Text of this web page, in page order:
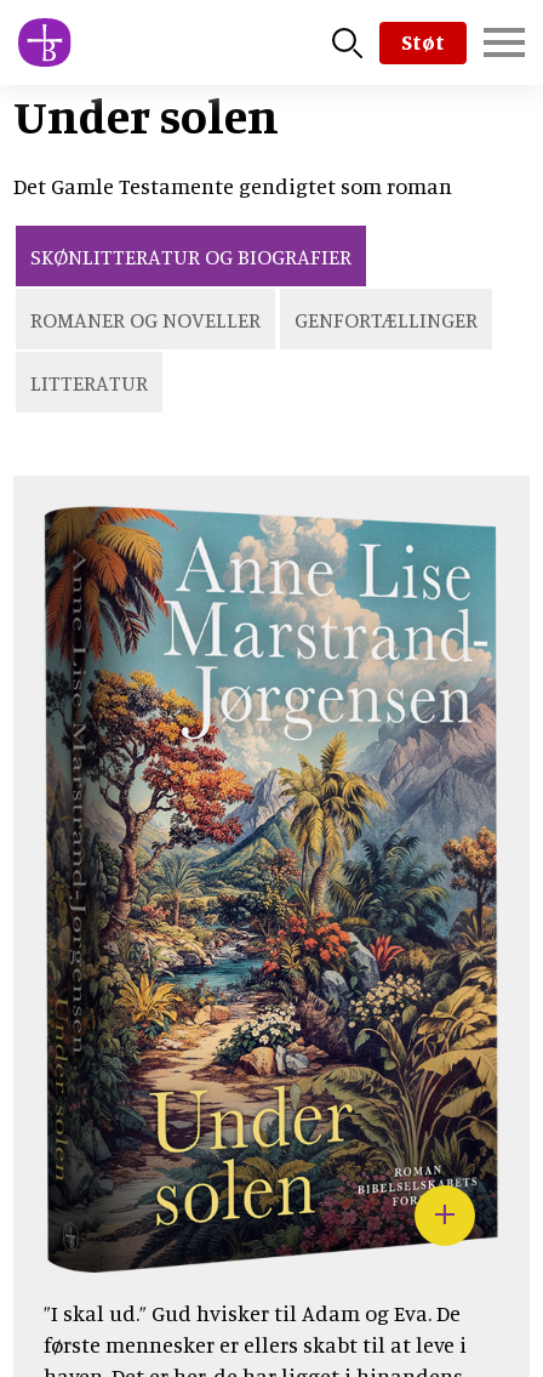
Skip
to
content
Støt
Under solen
Det Gamle Testamente gendigtet som roman
SKØNLITTERATUR OG BIOGRAFIER
ROMANER OG NOVELLER GENFORTÆLLINGER
LITTERATUR
”I skal ud.” Gud hvisker til Adam og Eva. De
første mennesker er ellers skabt til at leve i